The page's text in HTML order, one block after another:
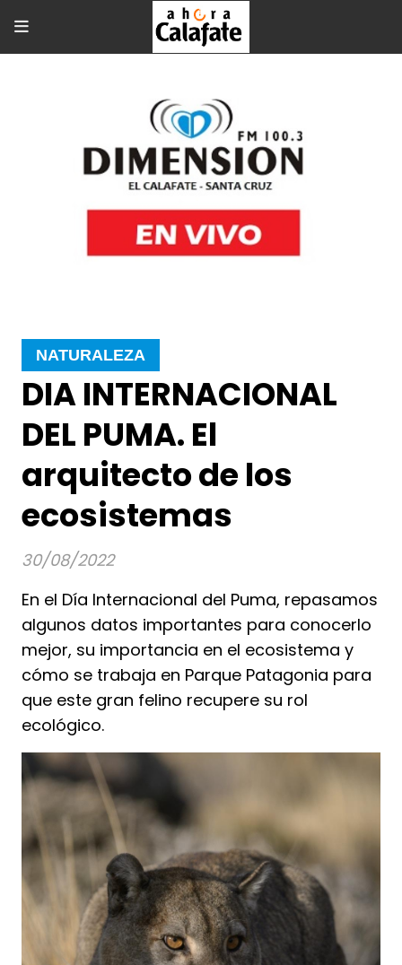
DIA INTERNACIONAL
DEL PUMA. El
arquitecto de los
ecosistemas
En el Día Internacional del Puma, repasamos
algunos datos importantes para conocerlo
mejor, su importancia en el ecosistema y
cómo se trabaja en Parque Patagonia para
que este gran felino recupere su rol
ecológico.
NATURALEZA
30/08/2022